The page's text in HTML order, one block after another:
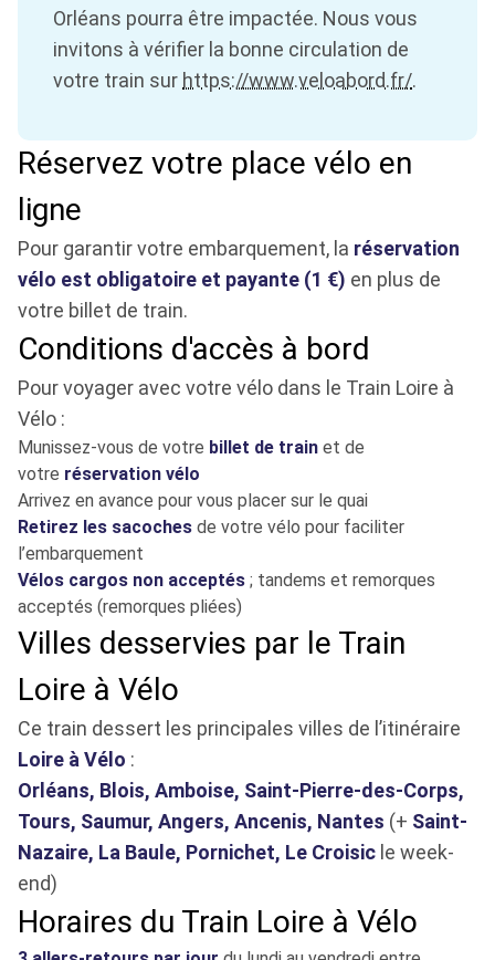
Orléans pourra être impactée. Nous vous
invitons à vérifier la bonne circulation de
votre train sur https://www.veloabord.fr/.
Réservez votre place vélo en
ligne
Pour garantir votre embarquement, la réservation
vélo est obligatoire et payante (1 €) en plus de
votre billet de train.
Conditions d'accès à bord
Pour voyager avec votre vélo dans le Train Loire à
Vélo :
Munissez-vous de votre billet de train et de
votre réservation vélo
Arrivez en avance pour vous placer sur le quai
Retirez les sacoches de votre vélo pour faciliter
l’embarquement
Vélos cargos non acceptés ; tandems et remorques
acceptés (remorques pliées)
Villes desservies par le Train
Loire à Vélo
Ce train dessert les principales villes de l’itinéraire
Loire à Vélo :
Orléans, Blois, Amboise, Saint-Pierre-des-Corps,
Tours, Saumur, Angers, Ancenis, Nantes (+ Saint-
Nazaire, La Baule, Pornichet, Le Croisic le week-
end)
Horaires du Train Loire à Vélo